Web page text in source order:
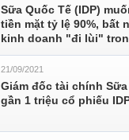
Sữa Quốc Tế (IDP)
tiền mặt tỷ lệ 90%, bất
kinh doanh "đi lùi"
21/09/2021
Giám đốc tài chính
gần 1 triệu cổ phiếu